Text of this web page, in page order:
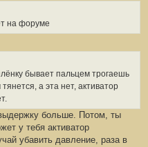
на форуме
бывает пальцем трогаешь
а эта нет, активатор
больше. Потом, ты
у тебя активатор
убавить давление, раза в